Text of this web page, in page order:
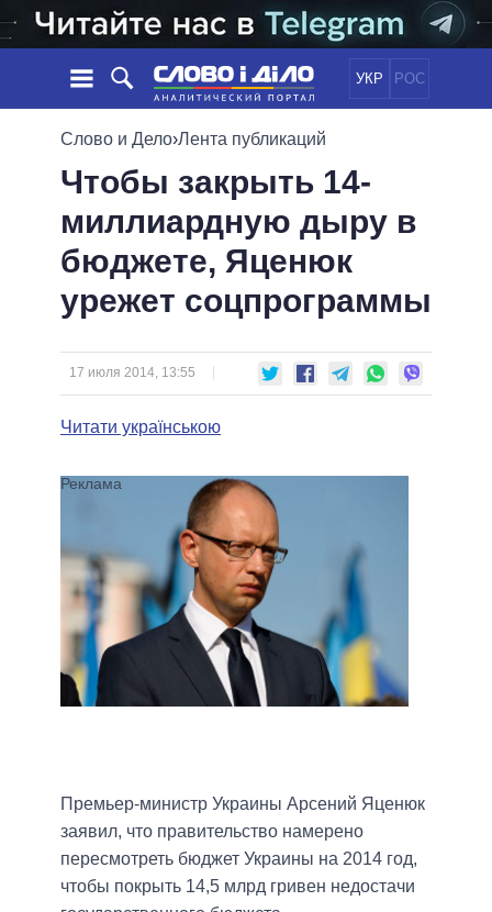
УКР РОС
НОВОСТИ
ЛЕНТА
СОБЫТИЯ
СТАТЬИ
МНЕНИЯ
ОБЗОРЫ
ДАЙДЖЕСТЫ
ПОЛИТИКА
ЭКОНОМИКА
ОБЩЕСТВО
МИР
ОБЕЩАНИЯ
ПОЛИТИКИ
ВСЕ ПОЛИТИКИ
ПРЕЗИДЕНТ И ОФИС
ВЕРХОВНАЯ РАДА
КАБИНЕТ МИНИСТРОВ
ВСЕ ПЕРСОНЫ
ИНФОГРАФИКА
ПОДДЕРЖАТЬ
СРАВНЕНИЕ ПОЛИТИКОВ
Слово и Дело›Лента публикаций
Чтобы закрыть 14-
миллиардную дыру в
бюджете, Яценюк
урежет соцпрограммы
17 июля 2014, 13:55
Читати українською
Премьер-министр Украины Арсений Яценюк
заявил, что правительство намерено
пересмотреть бюджет Украины на 2014 год,
чтобы покрыть 14,5 млрд гривен недостачи